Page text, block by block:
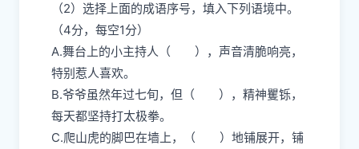
（2）选择上面的成语序号，填入下列语境中。
（4分，每空1分）
A.舞台上的小主持人（ ），声音清脆响亮，
特别惹人喜欢。
B.爷爷虽然年过七旬，但（ ），精神矍铄，
每天都坚持打太极拳。
C.爬山虎的脚巴在墙上，（ ）地铺展开，铺